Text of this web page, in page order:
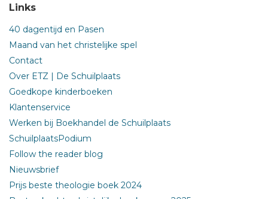
Links
40 dagentijd en Pasen
Maand van het christelijke spel
Contact
Over ETZ | De Schuilplaats
Goedkope kinderboeken
Klantenservice
Werken bij Boekhandel de Schuilplaats
SchuilplaatsPodium
Follow the reader blog
Nieuwsbrief
Prijs beste theologie boek 2024